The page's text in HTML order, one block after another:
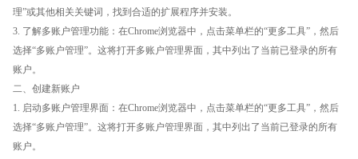
理”或其他相关关键词，找到合适的扩展程序并安装。
3. 了解多账户管理功能：在Chrome浏览器中，点击菜单栏的“更多工具”，然后
选择“多账户管理”。这将打开多账户管理界面，其中列出了当前已登录的所有
账户。
二、创建新账户
1. 启动多账户管理界面：在Chrome浏览器中，点击菜单栏的“更多工具”，然后
选择“多账户管理”。这将打开多账户管理界面，其中列出了当前已登录的所有
账户。